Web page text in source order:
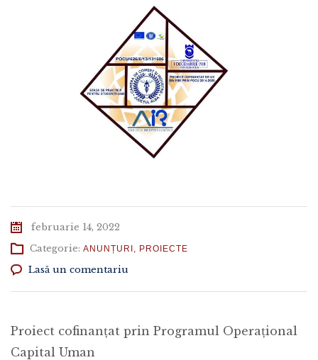
februarie 14, 2022
Categorie: ANUNȚURI PROIECTE
Lasă un comentariu
Proiect cofinanţat prin Programul Operațional
Capital Uman